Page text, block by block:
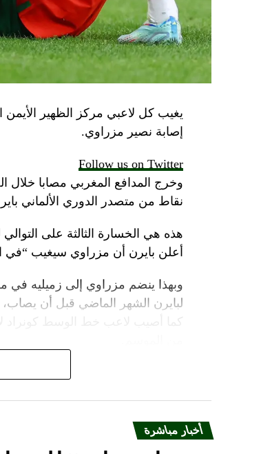
يغيب كل لاعبي مركز الظهير الأيمن
إصابة نصير مزراوي.
Follow us on Twitter
نقاط من متصدر الدوري الألماني
هذه هي الخسارة الثالثة على التوالي
أعلن بايرن أن مزراوي سيغيب
وبهذا ينضم مزراوي إلى زميليه في
لبايرن الشهر الماضي قبل أن يصاب،
قد يعني ذلك أن إريك داير، الذي
يطلب منه شغل دور الظهير الأيمن.
أخبار مباشرة